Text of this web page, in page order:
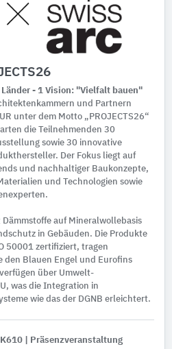
- 1 Vision: "Vielfalt bauen"
und Partnern
unter dem Motto „PROJECTS26“
die Teilnehmenden 30
sowie 30 innovative
Der Fokus liegt auf
und nachhaltiger Baukonzepte,
und Technologien sowie
Dämmstoffe auf Mineralwollebasis
in Gebäuden. Die Produkte
50001 zertifiziert, tragen
den Blauen Engel und Eurofins
über Umwelt-
was die Integration in
wie das der DGNB erleichtert.
| Präsenzveranstaltung